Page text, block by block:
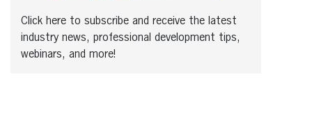
Click here to subscribe and receive the latest
industry news, professional development tips,
webinars, and more!